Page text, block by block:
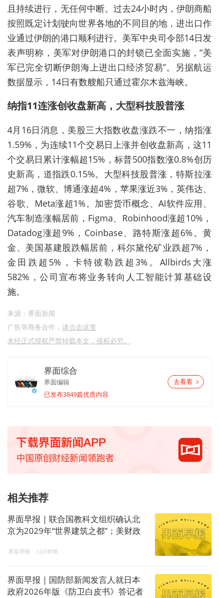
且持续进行，无任何中断。过去24小时内，伊朗商船
按照既定计划驶向世界各地的不同目的地，进出口作
业通过伊朗的港口顺利进行。美军中央司令部14日发
表声明称，美军对伊朗港口的封锁已全面实施，“美
军已完全切断伊朗海上进出口经济贸易”。另据航运
数据显示，14日有数艘船只通过霍尔木兹海峡。
纳指11连涨创收盘新高，大型科技股普涨
4月16日消息，美股三大指数收盘涨跌不一，纳指涨
1.59%，为连续11个交易日上涨并创收盘新高，这11
个交易日累计涨幅超15%，标普500指数涨0.8%创历
史新高，道指跌0.15%。大型科技股普涨，特斯拉涨
超7%，微软、博通涨超4%，苹果涨近3%，英伟达、
谷歌、Meta涨超1%。加密货币概念、AI软件应用、
汽车制造涨幅居前，Figma、Robinhood涨超10%，
Datadog涨超9%，Coinbase、路特斯涨超6%。黄
金、美国基建股跌幅居前，科尔黛伦矿业跌超7%，
金田跌超5%，卡特彼勒跌超3%。Allbirds大涨
582%，公司宣布将业务转向人工智能计算基础设
施。
来源：界面新闻
广告等商务合作， 请点击这里
未经正式授权严禁转载本文，侵权必究。
界面综合
界面编辑
已发布3849篇优质内容
去看看
相关推荐
界面早报 | 联合国教科文组织确认北
京为2029年“世界建筑之都”；美财政
界面早报 12小时前
界面早报 | 国防部新闻发言人就日本
政府2026年版《防卫白皮书》答记者